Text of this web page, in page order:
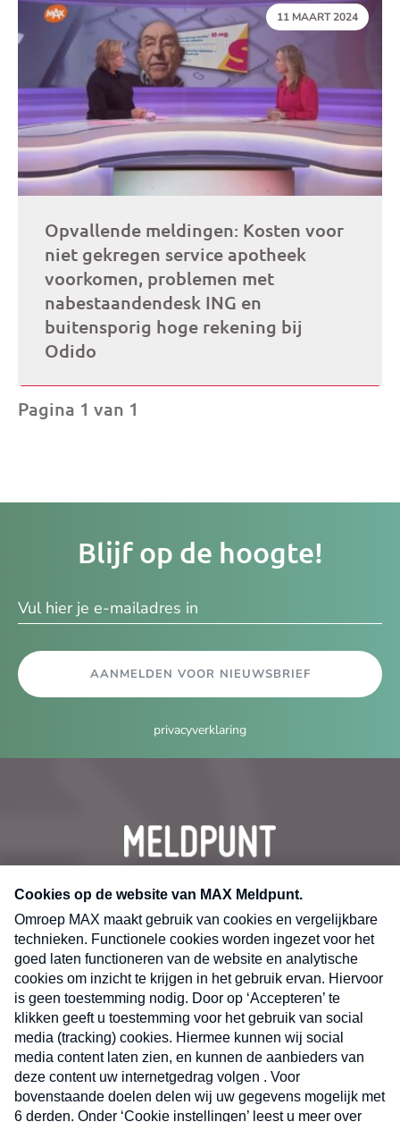
DATUM:
11 MAART 2024
Opvallende meldingen: Kosten voor
niet gekregen service apotheek
voorkomen, problemen met
nabestaandendesk ING en
buitensporig hoge rekening bij
Odido
Pagina 1 van 1
Blijf op de hoogte!
AANMELDEN VOOR NIEUWSBRIEF
privacyverklaring
CONTACT
Volg ons op